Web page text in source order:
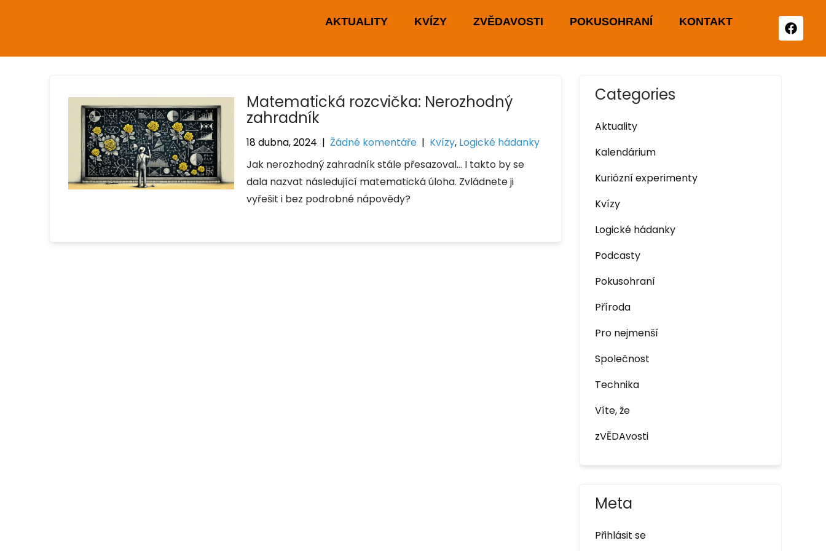
AKTUALITY KVÍZY ZVĚDAVOSTI POKUSOHRANÍ KONTAKT
Matematická rozcvička: Nerozhodný
zahradník
18 dubna, 2024 |Žádné komentáře | Kvízy, Logické hádanky
Jak nerozhodný zahradník stále přesazoval… I takto by se
dala nazvat následující matematická úloha. Zvládnete ji
vyřešit i bez podrobné nápovědy?
Categories
Aktuality
Kalendárium
Kuriózní experimenty
Kvízy
Logické hádanky
Podcasty
Pokusohraní
Příroda
Pro nejmenší
Společnost
Technika
Víte, že
zVĚDAvosti
Meta
Přihlásit se